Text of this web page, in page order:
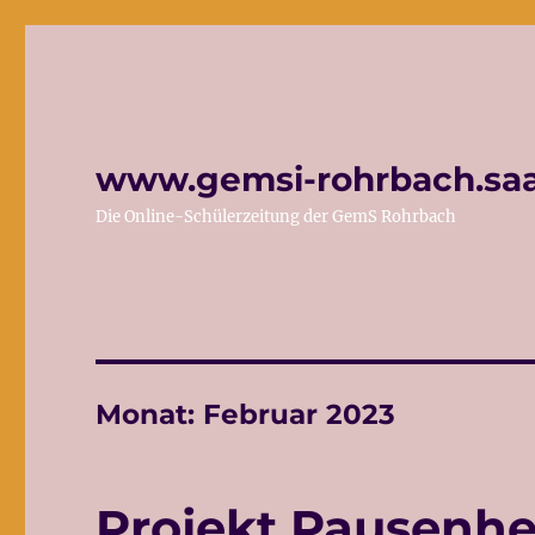
www.gemsi-
Die Online-Schülerzeitung der GemS Rohrbach
Monat: Februar 2023